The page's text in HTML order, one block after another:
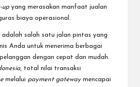
upyang merasakan manfaat jualan
biaya operasional.
adalah salah satu jalan pintas yang
Anda untuk menerima berbagai
dengan cepat dan mudah.
, total nilai transaksi
melalui payment gatewaymencapai